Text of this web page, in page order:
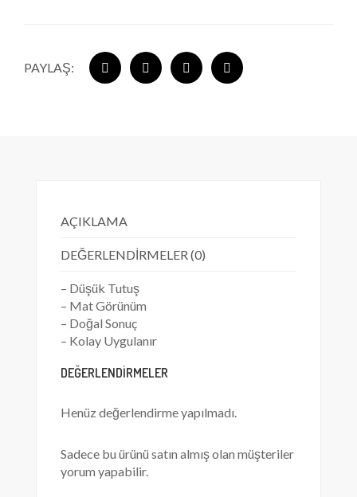
PAYLAŞ:
AÇIKLAMA
DEĞERLENDIRMELER (0)
– Düşük Tutuş
– Mat Görünüm
– Doğal Sonuç
– Kolay Uygulanır
DEĞERLENDIRMELER
Henüz değerlendirme yapılmadı.
Sadece bu ürünü satın almış olan müşteriler
yorum yapabilir.